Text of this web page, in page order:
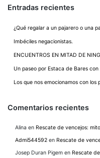
Entradas recientes
¿Qué regalar a un pajarero o una
Imbéciles negacionistas.
ENCUENTROS EN MITAD DE
Un paseo por Estaca de Bares
Los que nos emocionamos con los
Comentarios recientes
Alina en Rescate de vencejos:
Admi544592 en Rescate de
Josep Duran Pigem en Rescate